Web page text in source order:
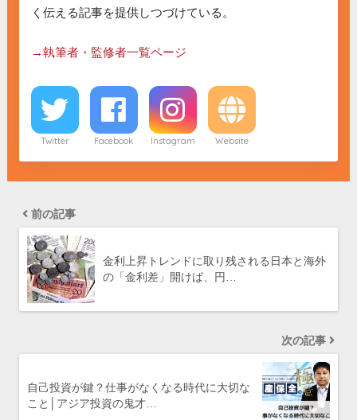
く伝える記事を提供しつづけている。
→執筆者・監修者一覧ページ
Twitter Facebook Instagram Website
前の記事
金利上昇トレンドに取り残される日本と海外
の「金利差」開けば、円…
次の記事
自己投資が鍵？仕事がなくなる時代に大切な
こと│アジア投資の鬼才…